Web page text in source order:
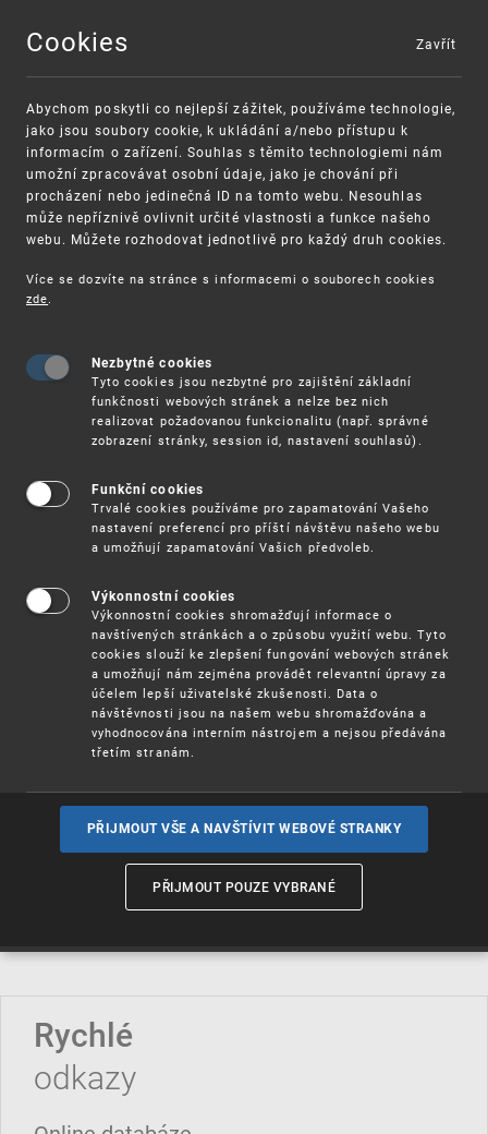
MENU
VAROVÁNÍ
Finanční podpora
Vynálezy / Patenty
Užitnévzory
Ochrannéznámky
Označení původua zeměpisná
Rychlé
odkazy
Cookies
Abychom poskytli co nejlepší zážitek, používáme technologie,
jako jsou soubory cookie, k ukládání a/nebo přístupu k
informacím o zařízení. Souhlas s těmito technologiemi nám
umožní zpracovávat osobní údaje, jako je chování při
procházení nebo jedinečná ID na tomto webu. Nesouhlas
může nepříznivě ovlivnit určité vlastnosti a funkce našeho
webu. Můžete rozhodovat jednotlivě pro každý druh cookies.
Více se dozvíte na stránce s informacemi o souborech cookies
zde.
Nezbytné cookies
Tyto cookies jsou nezbytné pro zajištění základní
funkčnosti webových stránek a nelze bez nich
realizovat požadovanou funkcionalitu (např. správné
zobrazení stránky, session id, nastavení souhlasů).
Funkční cookies
Trvalé cookies používáme pro zapamatování Vašeho
nastavení preferencí pro příští návštěvu našeho webu
a umožňují zapamatování Vašich předvoleb.
Výkonnostní cookies
Výkonnostní cookies shromažďují informace o
navštívených stránkách a o způsobu využití webu. Tyto
cookies slouží ke zlepšení fungování webových stránek
a umožňují nám zejména provádět relevantní úpravy za
účelem lepší uživatelské zkušenosti. Data o
návštěvnosti jsou na našem webu shromažďována a
vyhodnocována interním nástrojem a nejsou předávána
třetím stranám.
PŘIJMOUT VŠE A NAVŠTÍVIT WEBOVÉ STRANKY
PŘIJMOUT POUZE VYBRANÉ
Zavřít